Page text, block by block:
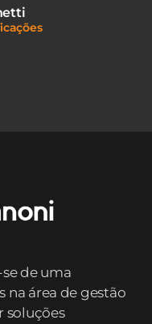
de uma
na área de gestão
soluções